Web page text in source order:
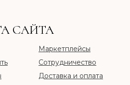
САЙТА
Маркетплейсы
Сотрудничество
Доставка и оплата